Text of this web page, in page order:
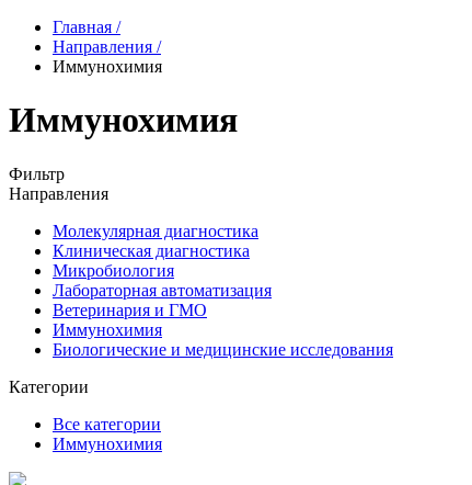
Главная /
Направления /
Иммунохимия
Иммунохимия
Фильтр
Направления
Молекулярная диагностика
Клиническая диагностика
Микробиология
Лабораторная автоматизация
Ветеринария и ГМО
Иммунохимия
Биологические и медицинские исследования
Категории
Все категории
Иммунохимия